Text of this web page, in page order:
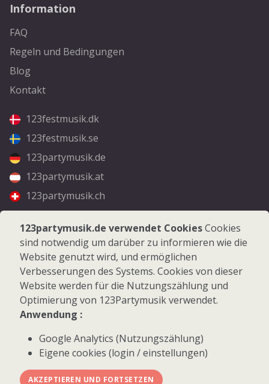
Information
FAQ
Regeln und Bedingungen
Blog
Kontakt
123festmusik.dk
123festmusik.se
123partymusik.de
123partymusik.at
123partymusik.ch
Folgen Sie uns
Facebook
Instagram
© 2026 123Partymusik.de - Alle Rechte vorbehalten
123partymusik.de verwendet CookiesCookies
sind notwendig um darüber zu informieren wie die
Website genutzt wird, und ermöglichen
Verbesserungen des Systems. Cookies von dieser
Website werden für die Nutzungszählung und
Optimierung von 123Partymusik verwendet.
Anwendung :
Google Analytics (Nutzungszählung)
Eigene cookies (login / einstellungen)
AKZEPTIEREN UND FORTSETZEN